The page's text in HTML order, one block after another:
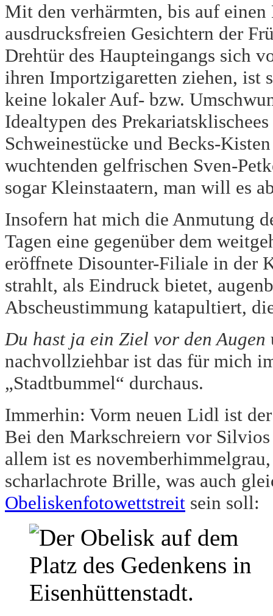
Mit den verhärmten, bis auf
ausdrucksfreien Gesichtern der
Drehtür des Haupteingangs sich
ihren Importzigaretten ziehen, ist
keine lokaler Auf- bzw.
Idealtypen des
Schweinestücke und Becks-
wuchtenden gelfrischen Sven-
sogar Kleinstaatern, man will es
Insofern hat mich die Anmutung
Tagen eine gegenüber dem
eröffnete Disounter-Filiale in der
strahlt, als Eindruck bietet,
Abscheustimmung katapultiert,
Du hast ja ein Ziel vor den Augen
nachvollziehbar ist das für mich
„Stadtbummel“ durchaus.
Immerhin: Vorm neuen Lidl ist
Bei den Markschreiern vor
allem ist es
scharlachrote Brille, was auch
Obeliskenfotowettstreit sein soll: